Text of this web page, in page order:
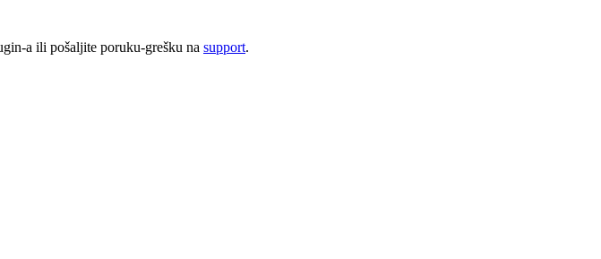
a ili pošaljite poruku-grešku na support.